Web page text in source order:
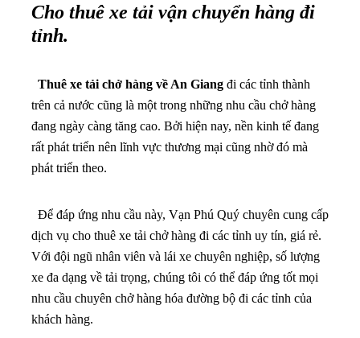
Cho thuê xe tải vận chuyển hàng đi
tỉnh.
Thuê xe tải chở hàng về An Giang đi các tỉnh thành
trên cả nước cũng là một trong những nhu cầu chở hàng
đang ngày càng tăng cao. Bởi hiện nay, nền kinh tế đang
rất phát triển nên lĩnh vực thương mại cũng nhờ đó mà
phát triển theo.
Để đáp ứng nhu cầu này, Vạn Phú Quý chuyên cung cấp
dịch vụ cho thuê xe tải chở hàng đi các tỉnh uy tín, giá rẻ.
Với đội ngũ nhân viên và lái xe chuyên nghiệp, số lượng
xe đa dạng về tải trọng, chúng tôi có thể đáp ứng tốt mọi
nhu cầu chuyên chở hàng hóa đường bộ đi các tỉnh của
khách hàng.